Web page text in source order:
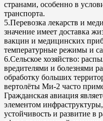
странами, особенно в
транспорта.
5.Перевозка лекарств и
значение имеет доставка
вакцин и медицинских
температурные режимы и
6.Сельское хозяйство:
вредителями и болезнями
обработку больших
вертолёты Ми-2 часто
Гражданская авиация
элементом
устойчивость и развитие в